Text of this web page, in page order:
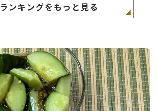
ランキングをもっと見る